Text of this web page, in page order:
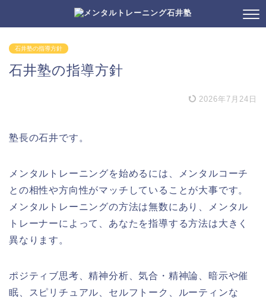
石井塾の指導方針
石井塾の指導方針
2026年7月24日
塾長の石井です。
メンタルトレーニングを始めるには、メンタルコーチ
との相性や方向性がマッチしていることが大事です。
メンタルトレーニングの方法は無数にあり、メンタル
トレーナーによって、あなたを指導する方法は大きく
異なります。
ポジティブ思考、精神分析、気合・精神論、暗示や催
眠、スピリチュアル、セルフトーク、ルーティンな